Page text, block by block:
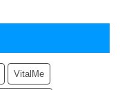
VitalMe